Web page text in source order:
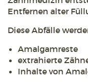
Entfernen alter
Diese Abfälle
Amalgamreste
extrahierte
Inhalte von